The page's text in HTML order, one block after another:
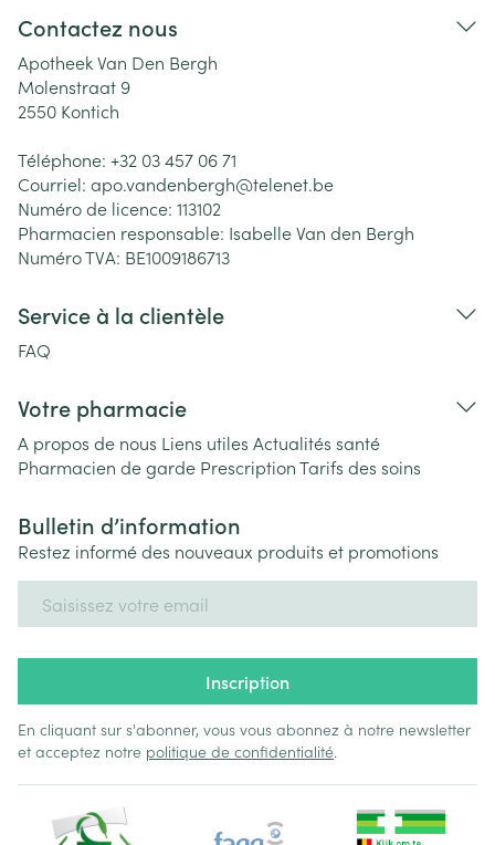
Contactez nous
Apotheek Van Den Bergh
Molenstraat 9
2550 Kontich
Téléphone: +32 03 457 06 71
Courriel: apo.vandenbergh@telenet.be
Numéro de licence: 113102
Pharmacien responsable: Isabelle Van den Bergh
Numéro TVA: BE1009186713
Service à la clientèle
FAQ
Votre pharmacie
A propos de nous Liens utiles Actualités santé
Pharmacien de garde PrescriptionTarifs des soins
Bulletin d’information
Restez informé des nouveaux produits et promotions
Inscription
En cliquant sur s'abonner, vous vous abonnez à notre newsletter
et acceptez notre politique de confidentialité.